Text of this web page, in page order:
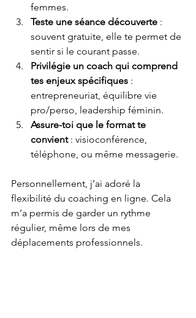
femmes.
Teste une séance découverte :
souvent gratuite, elle te permet de
sentir si le courant passe.
Privilégie un coach qui comprend
tes enjeux spécifiques :
entrepreneuriat, équilibre vie
pro/perso, leadership féminin.
Assure-toi que le format te
convient : visioconférence,
téléphone, ou même messagerie.
Personnellement, j’ai adoré la
flexibilité du coaching en ligne. Cela
m’a permis de garder un rythme
régulier, même lors de mes
déplacements professionnels.